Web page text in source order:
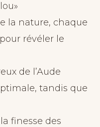
la nature, chaque
révéler le
de l’Aude
tandis que
finesse des